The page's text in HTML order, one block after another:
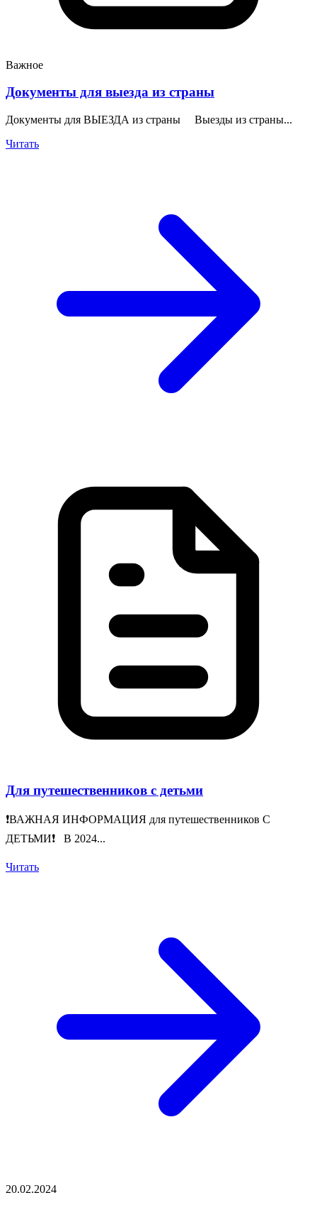
Важное
Документы для выезда из страны
Документы для ВЫЕЗДА из страны Выезды из страны...
Читать
Для путешественников с детьми
❗️ВАЖНАЯ ИНФОРМАЦИЯ для путешественников С
ДЕТЬМИ❗️ В 2024...
Читать
20.02.2024